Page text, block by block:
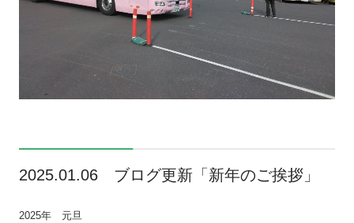
2025.01.06 ブログ更新「新年のご挨拶」
2025年 元旦